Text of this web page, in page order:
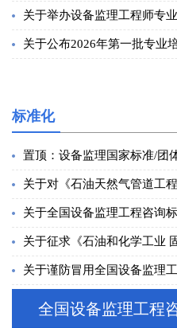
关于举办设备监理工程师专
关于公布2026年第一批专业
标准化
置顶：设备监理国家标准/团
关于对《石油天然气管道工
关于全国设备监理工程咨询
关于征求《石油和化学工业
关于谨防冒用全国设备监理
全国设备监理工程